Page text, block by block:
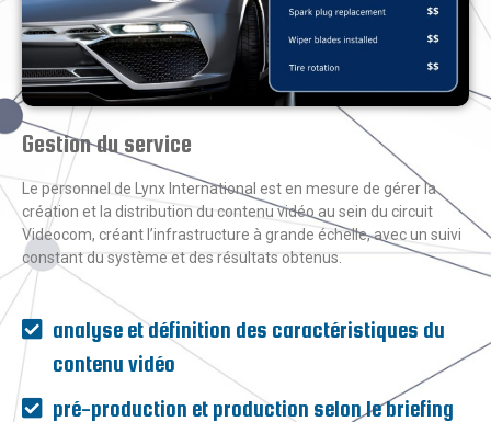
Gestion du service
Le personnel de Lynx International est en mesure de gérer la
création et la distribution du contenu vidéo au sein du circuit
Videocom, créant l’infrastructure à grande échelle, avec un suivi
constant du système et des résultats obtenus.
analyse et définition des caractéristiques du
contenu vidéo
pré-production et production selon le briefing